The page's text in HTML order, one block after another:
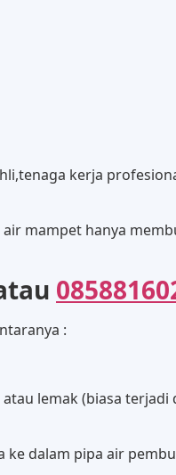
kerja
mampet hanya
:
lemak (biasa
ke dalam pipa air